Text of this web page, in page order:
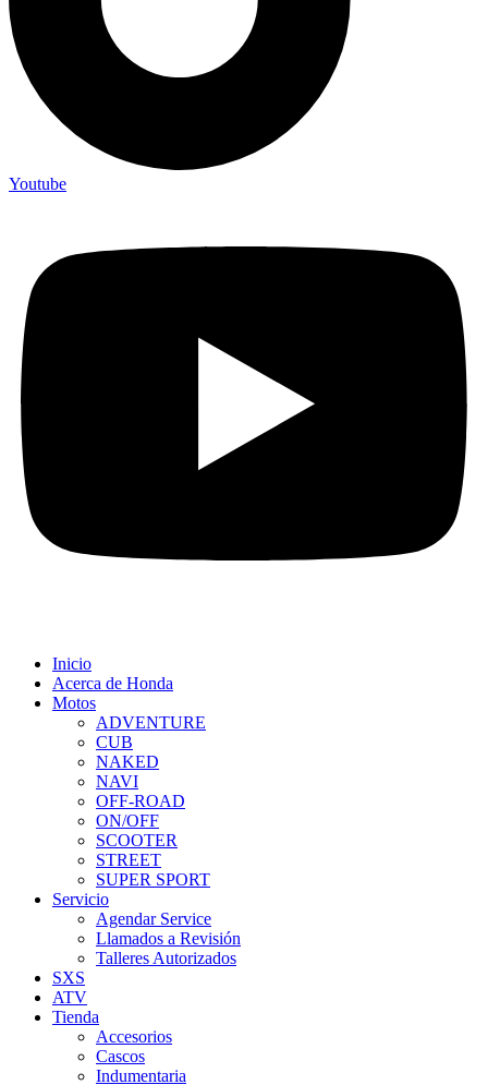
Youtube
Inicio
Acerca de Honda
Motos
ADVENTURE
CUB
NAKED
NAVI
OFF-ROAD
ON/OFF
SCOOTER
STREET
SUPER SPORT
Servicio
Agendar Service
Llamados a Revisión
Talleres Autorizados
SXS
ATV
Tienda
Accesorios
Cascos
Indumentaria